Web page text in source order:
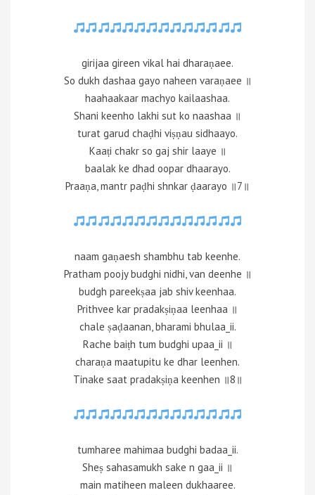
girijaa gireen vikal hai dharaṇaee.
So dukh dashaa gayo naheen varaṇaee ॥
haahaakaar machyo kailaashaa.
Shani keenho lakhi sut ko naashaa ॥
turat garud chaḍhi viṣṇau sidhaayo.
Kaaṭi chakr so gaj shir laaye ॥
baalak ke dhad oopar dhaarayo.
Praaṇa, mantr paḍhi shnkar ḍaarayo ॥7॥
naam gaṇaesh shambhu tab keenhe.
Pratham poojy budghi nidhi, van deenhe ॥
budgh pareekṣaa jab shiv keenhaa.
Prithvee kar pradakṣiṇaa leenhaa ॥
chale ṣaḍaanan, bharami bhulaa_ii.
Rache baiṭh tum budghi upaa_ii ॥
charaṇa maatupitu ke dhar leenhen.
Tinake saat pradakṣiṇa keenhen ॥8॥
tumharee mahimaa budghi badaa_ii.
Sheṣ sahasamukh sake n gaa_ii ॥
main matiheen maleen dukhaaree.